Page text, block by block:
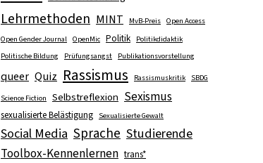
Lehrmethoden MINT MvB-Preis Open Access
Open Gender Journal OpenMic Politik
Politikdidaktik
Politische Bildung
Prüfungsangst Publikationsvorstellung
queer Quiz Rassismus Rassismuskritik SBDG
Science Fiction Selbstreflexion Sexismus
sexualisierte Belästigung Sexualisierte Gewalt
Social Media Sprache Studierende
Toolbox-Kennenlernen trans*